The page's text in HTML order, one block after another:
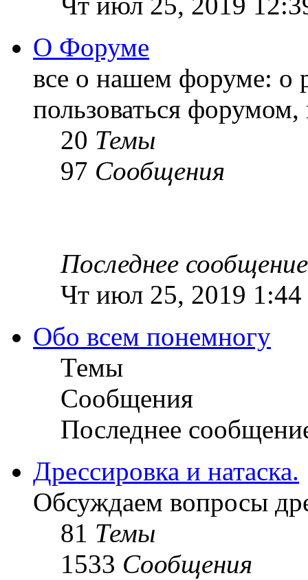
О Форуме
все о нашем форуме: о
пользоваться
20 Темы
97 Сообщения
Последнее сообщение
Чт июл 25, 2019 1:44
Обо всем понемногу
Темы
Сообщения
Последнее
Дрессировка и натаска.
Обсуждаем вопросы
81 Темы
1533 Сообщения